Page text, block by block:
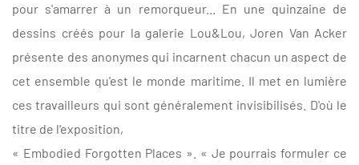
pour s'amarrer à un remorqueur... En une quinzaine de
dessins créés pour la galerie Lou&Lou, Joren Van Acker
présente des anonymes qui incarnent chacun un aspect de
cet ensemble qu'est le monde maritime. Il met en lumière
ces travailleurs qui sont généralement invisibilisés. D'où le
titre de l'exposition,
« Embodied Forgotten Places ». « Je pourrais formuler ce